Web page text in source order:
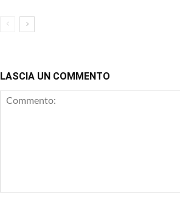
LASCIA UN COMMENTO